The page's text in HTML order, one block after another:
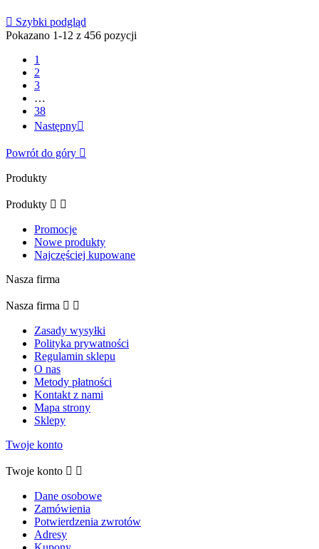
 Szybki podgląd
Pokazano 1-12 z 456 pozycji
1
2
3
…
38
Następny
Powrót do góry 
Produkty
Produkty  
Promocje
Nowe produkty
Najczęściej kupowane
Nasza firma
Nasza firma  
Zasady wysyłki
Polityka prywatności
Regulamin sklepu
O nas
Metody płatności
Kontakt z nami
Mapa strony
Sklepy
Twoje konto
Twoje konto  
Dane osobowe
Zamówienia
Potwierdzenia zwrotów
Adresy